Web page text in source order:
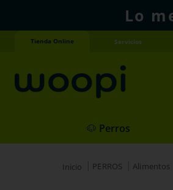
Lo
Tienda Online Servicios
🐶 Perros
PERROS Alimentos